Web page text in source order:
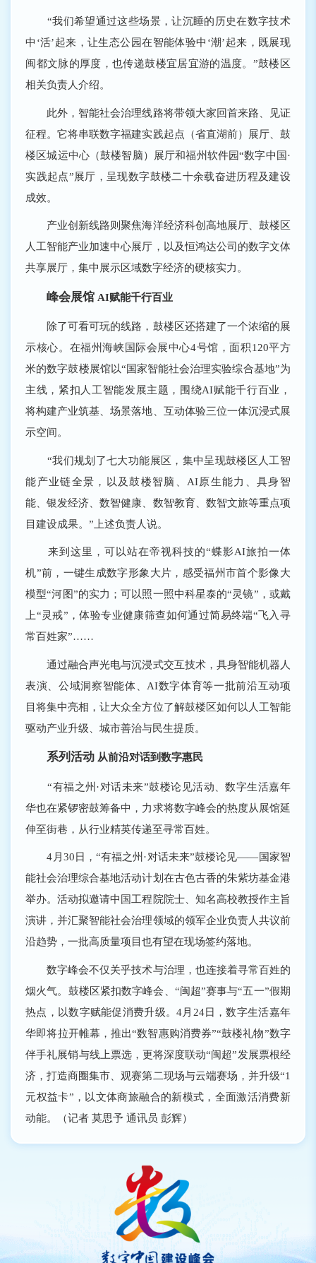
“我们希望通过这些场景，让沉睡的历史在数字技术
中‘活’起来，让生态公园在智能体验中‘潮’起来，既展现
闽都文脉的厚度，也传递鼓楼宜居宜游的温度。”鼓楼区
相关负责人介绍。
此外，智能社会治理线路将带领大家回首来路、见证
征程。它将串联数字福建实践起点（省直湖前）展厅、鼓
楼区城运中心（鼓楼智脑）展厅和福州软件园“数字中国·
实践起点”展厅，呈现数字鼓楼二十余载奋进历程及建设
成效。
产业创新线路则聚焦海洋经济科创高地展厅、鼓楼区
人工智能产业加速中心展厅，以及恒鸿达公司的数字文体
共享展厅，集中展示区域数字经济的硬核实力。
峰会展馆 AI赋能千行百业
除了可看可玩的线路，鼓楼区还搭建了一个浓缩的展
示核心。在福州海峡国际会展中心4号馆，面积120平方
米的数字鼓楼展馆以“国家智能社会治理实验综合基地”为
主线，紧扣人工智能发展主题，围绕AI赋能千行百业，
将构建产业筑基、场景落地、互动体验三位一体沉浸式展
示空间。
“我们规划了七大功能展区，集中呈现鼓楼区人工智
能产业链全景，以及鼓楼智脑、AI原生能力、具身智
能、银发经济、数智健康、数智教育、数智文旅等重点项
目建设成果。”上述负责人说。
来到这里，可以站在帝视科技的“蝶影AI旅拍一体
机”前，一键生成数字形象大片，感受福州市首个影像大
模型“河图”的实力；可以照一照中科星泰的“灵镜”，或戴
上“灵戒”，体验专业健康筛查如何通过简易终端“飞入寻
常百姓家”……
通过融合声光电与沉浸式交互技术，具身智能机器人
表演、公域洞察智能体、AI数字体育等一批前沿互动项
目将集中亮相，让大众全方位了解鼓楼区如何以人工智能
驱动产业升级、城市善治与民生提质。
系列活动从前沿对话到数字惠民
“有福之州·对话未来”鼓楼论见活动、数字生活嘉年
华也在紧锣密鼓筹备中，力求将数字峰会的热度从展馆延
伸至街巷，从行业精英传递至寻常百姓。
4月30日，“有福之州·对话未来”鼓楼论见——国家智
能社会治理综合基地活动计划在古色古香的朱紫坊基金港
举办。活动拟邀请中国工程院院士、知名高校教授作主旨
演讲，并汇聚智能社会治理领域的领军企业负责人共议前
沿趋势，一批高质量项目也有望在现场签约落地。
数字峰会不仅关乎技术与治理，也连接着寻常百姓的
烟火气。鼓楼区紧扣数字峰会、“闽超”赛事与“五一”假期
热点，以数字赋能促消费升级。4月24日，数字生活嘉年
华即将拉开帷幕，推出“数智惠购消费券”“鼓楼礼物”数字
伴手礼展销与线上票选，更将深度联动“闽超”发展票根经
济，打造商圈集市、观赛第二现场与云端赛场，并升级“1
元权益卡”，以文体商旅融合的新模式，全面激活消费新
动能。（记者 莫思予 通讯员 彭辉）